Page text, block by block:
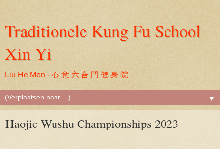
Traditionele Kung Fu School
Xin Yi
Liu He Men - 心 意 六 合 門 健 身 院
▼
Haojie Wushu Championships 2023